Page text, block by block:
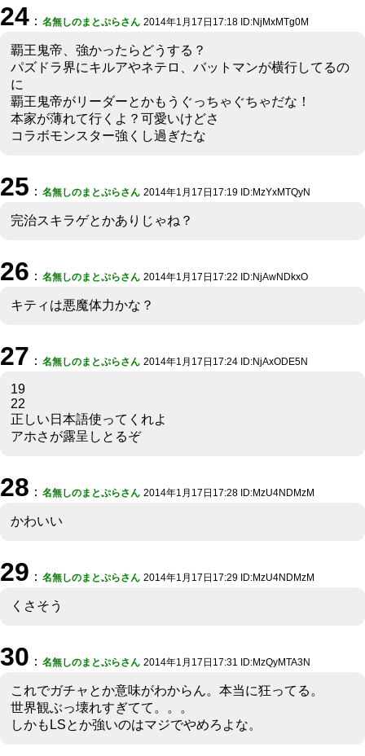
24 ： 名無しのまとぷらさん 2014年1月17日17:18 ID:NjMxMTg0M
覇王鬼帝、強かったらどうする？
パズドラ界にキルアやネテロ、バットマンが横行してるの
に
覇王鬼帝がリーダーとかもうぐっちゃぐちゃだな！
本家が薄れて行くよ？可愛いけどさ
コラボモンスター強くし過ぎたな
25 ： 名無しのまとぷらさん 2014年1月17日17:19 ID:MzYxMTQyN
完治スキラゲとかありじゃね？
26 ： 名無しのまとぷらさん 2014年1月17日17:22 ID:NjAwNDkxO
キティは悪魔体力かな？
27 ： 名無しのまとぷらさん 2014年1月17日17:24 ID:NjAxODE5N
19
22
正しい日本語使ってくれよ
アホさが露呈しとるぞ
28 ： 名無しのまとぷらさん 2014年1月17日17:28 ID:MzU4NDMzM
かわいい
29 ： 名無しのまとぷらさん 2014年1月17日17:29 ID:MzU4NDMzM
くさそう
30 ： 名無しのまとぷらさん 2014年1月17日17:31 ID:MzQyMTA3N
これでガチャとか意味がわからん。本当に狂ってる。
世界観ぶっ壊れすぎてて。。。
しかもLSとか強いのはマジでやめろよな。